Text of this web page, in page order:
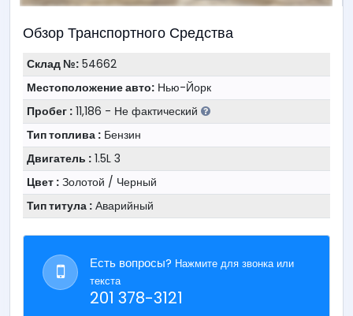
Обзор Транспортного Средства
Склад №:54662
Местоположение авто:Нью-Йорк
Пробег :11,186 - Не фактический
Тип топлива :Бензин
Двигатель :1.5L 3
Цвет :Золотой / Черный
Тип титула :Аварийный
Есть вопросы? Нажмите для звонка или
текста
201 378-3121